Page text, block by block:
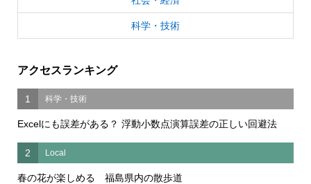
科学・技術
アクセスランキング
1 科学・技術
Excelにも誤差がある？ 浮動小数点演算誤差の正しい回避法
2 Local
春の花が楽しめる 福島県内の散歩道